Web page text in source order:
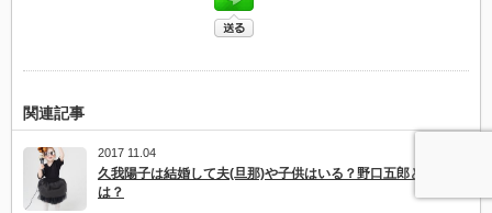
関連記事
2017 11.04
久我陽子は結婚して夫(旦那)や子供はいる？野口五郎との関係
は？